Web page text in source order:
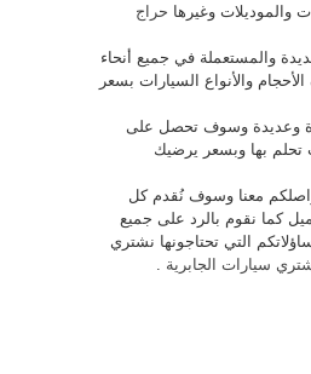
والموديلات وغيرها حراج
والمستعملة في جميع أنحاء
والأنواع السيارات بسعر
وعديدة وسوف تحصل على
بها وبسعر يرضيك
معنا وسوف نُقدم كل
كما نقوم بالرد على جميع
التي تحتاجونها نشتري
سيارات الجابرية